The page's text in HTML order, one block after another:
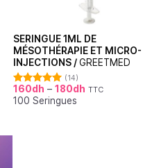
SERINGUE 1ML DE
MÉSOTHÉRAPIE ET MICRO-
INJECTIONS /GREETMED
Note5.00
sur 5
(14)
160dh – 180dh TTC
100 Seringues